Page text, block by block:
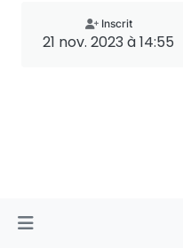
Inscrit
21 nov. 2023 à 14:55